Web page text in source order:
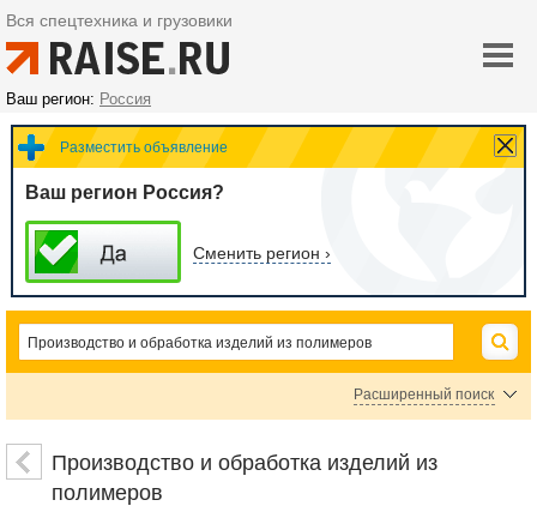
Вся спецтехника и грузовики
Ваш регион: Россия
Разместить объявление
Ваш регион Россия?
Сменить регион ›
Расширенный поиск
Изделия из пластика на заказ
Производство и обработка изделий из
полимеров